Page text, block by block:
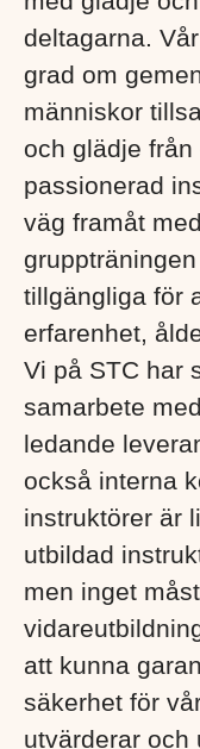
deltagarna.
grad om
människor
och glädje
passionerad
väg framåt
tillgängliga för
erfarenhet,
Vi på STC har
samarbete
ledande
också interna
instruktörer är
utbildad
men inget
att kunna
säkerhet för
utvärderar och